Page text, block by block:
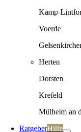
Kamp-
Voerde
Herten
Dorsten
Krefeld
Mülheim an
RatgeberHilfe